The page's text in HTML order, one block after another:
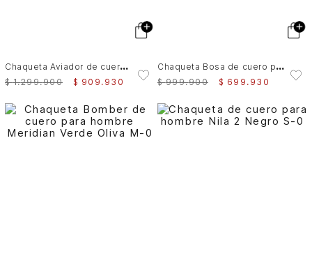
C
haqueta Aviador de cuero para hombre Nila
$ 1.299.900 $ 909 . 930
C
haqueta Bosa de cuero para hombre fit semi holgado
$ 999.900 $ 699 . 930